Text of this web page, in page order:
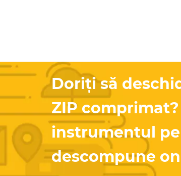
Doriți să
ZIP
instrumentul
descompune